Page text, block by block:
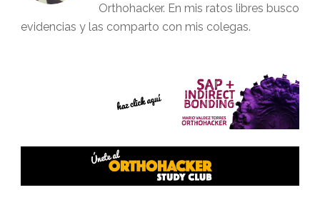
Orthohacker. En mis ratos libres busco
evidencias y las comparto con mis colegas.